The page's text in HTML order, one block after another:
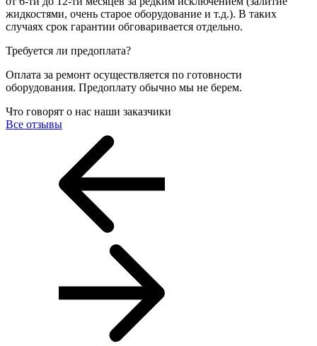
жидкостями, очень старое оборудование и т.д.). В таких
случаях срок гарантии обговаривается отдельно.
Требуется ли предоплата?
Оплата за ремонт осуществляется по готовности
оборудования. Предоплату обычно мы не берем.
Что говорят о нас наши заказчики
Все отзывы